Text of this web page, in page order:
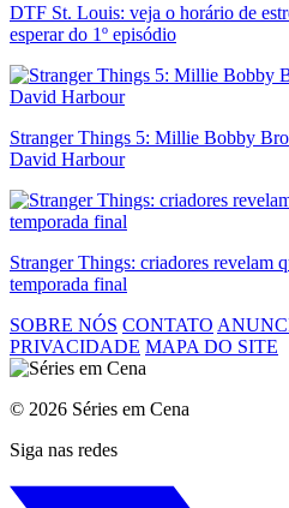
DTF St. Louis: veja o horário de
esperar do 1º episódio
Stranger Things 5: Millie Bobby
David Harbour
Stranger Things: criadores revelam
temporada final
SOBRE NÓS CONTATO
PRIVACIDADE MAPA DO SITE
© 2026 Séries em Cena
Siga nas redes